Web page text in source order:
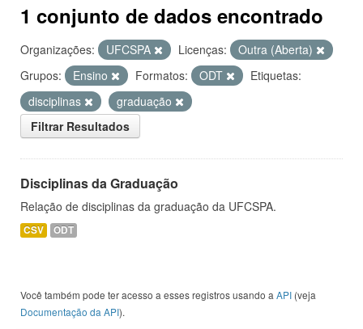
1 conjunto de dados encontrado
Organizações: UFCSPA Licenças:
Outra (Aberta)
Grupos:
Ensino Formatos: ODT
Etiquetas:
disciplinas
graduação
Filtrar Resultados
Disciplinas da Graduação
Relação de disciplinas da graduação da UFCSPA.
CSV ODT
Você também pode ter acesso a esses registros usando a API (veja
Documentação da API).